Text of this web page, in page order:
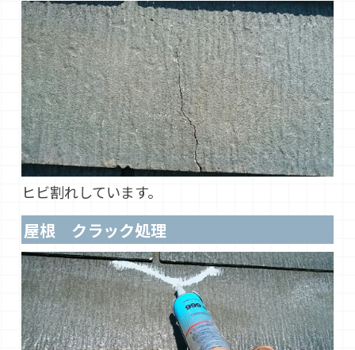
ヒビ割れしています。
屋根 クラック処理